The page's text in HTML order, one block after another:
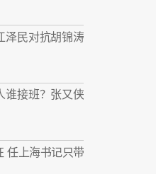
泽民对抗胡锦涛
谁接班？张又侠
任上海书记只带